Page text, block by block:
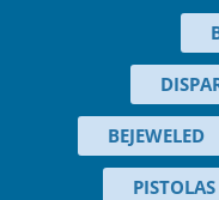
BEJEWELED
PISTOLAS